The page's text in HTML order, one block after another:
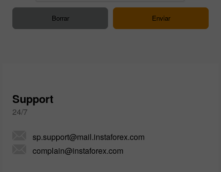
Support
24/7
sp.support@mail.instaforex.com
complain@instaforex.com